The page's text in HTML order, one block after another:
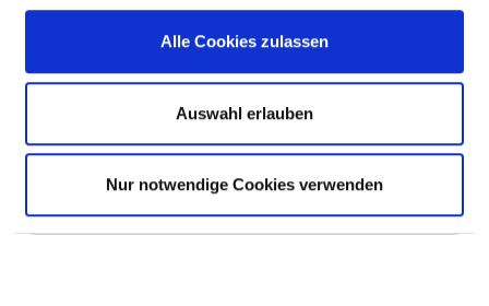
Alle Cookies zulassen
Auswahl erlauben
Nur notwendige Cookies verwenden
HILFE & SERVICE